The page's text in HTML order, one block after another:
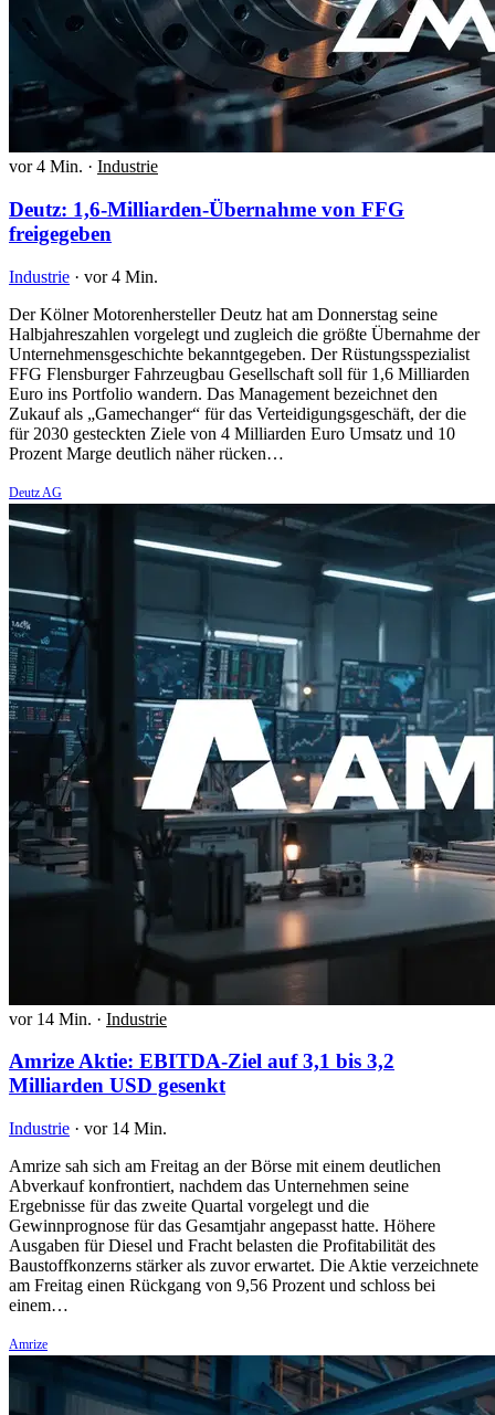
vor 4 Min. · Industrie
Deutz: 1,6-Milliarden-Übernahme von FFG
freigegeben
Industrie · vor 4 Min.
Der Kölner Motorenhersteller Deutz hat am Donnerstag seine
Halbjahreszahlen vorgelegt und zugleich die größte Übernahme der
Unternehmensgeschichte bekanntgegeben. Der Rüstungsspezialist
FFG Flensburger Fahrzeugbau Gesellschaft soll für 1,6 Milliarden
Euro ins Portfolio wandern. Das Management bezeichnet den
Zukauf als „Gamechanger“ für das Verteidigungsgeschäft, der die
für 2030 gesteckten Ziele von 4 Milliarden Euro Umsatz und 10
Prozent Marge deutlich näher rücken…
Deutz AG
vor 14 Min. · Industrie
Amrize Aktie: EBITDA-Ziel auf 3,1 bis 3,2
Milliarden USD gesenkt
Industrie · vor 14 Min.
Amrize sah sich am Freitag an der Börse mit einem deutlichen
Abverkauf konfrontiert, nachdem das Unternehmen seine
Ergebnisse für das zweite Quartal vorgelegt und die
Gewinnprognose für das Gesamtjahr angepasst hatte. Höhere
Ausgaben für Diesel und Fracht belasten die Profitabilität des
Baustoffkonzerns stärker als zuvor erwartet. Die Aktie verzeichnete
am Freitag einen Rückgang von 9,56 Prozent und schloss bei
einem…
Amrize